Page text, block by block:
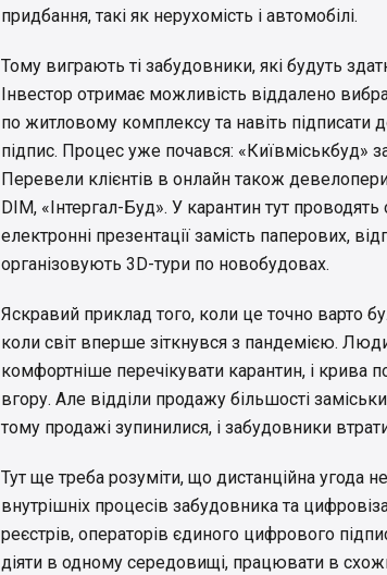
придбання, такі як нерухомість і автомобілі.
Тому виграють ті забудовники, які будуть
Інвестор отримає можливість віддалено
по житловому комплексу та навіть
підпис. Процес уже почався: «Київміськбуд»
Перевели клієнтів в онлайн також
DIM, «Інтергал-Буд». У карантин тут
електронні презентації замість паперових,
організовують 3D-тури по новобудовах.
Яскравий приклад того, коли це точно варто
коли світ вперше зіткнувся з пандемією.
комфортніше перечікувати карантин, і крива
вгору. Але відділи продажу більшості
тому продажі зупинилися, і забудовники
Тут ще треба розуміти, що дистанційна угода
внутрішніх процесів забудовника та
реєстрів, операторів єдиного цифрового
діяти в одному середовищі, працювати в